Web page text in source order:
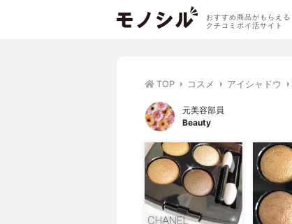
おすすめ商品がもらえる
クチコミポイ活サイト
TOP コスメ アイシャドウ
元美容部員
Beauty